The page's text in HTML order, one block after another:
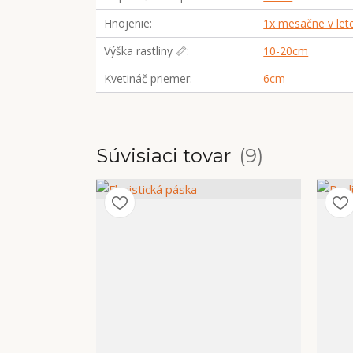
Hnojenie
1x mesačne v
Výška rastliny 📏
10-20cm
Kvetináč priemer
6cm
Súvisiaci tovar 9